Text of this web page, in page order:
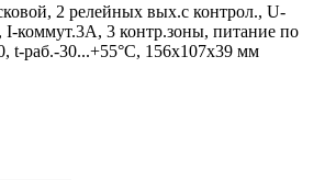
2 релейных вых.с контрол., U-
I-коммут.3А, 3 контр.зоны, питание по
t-раб.-30...+55°C, 156х107х39 мм